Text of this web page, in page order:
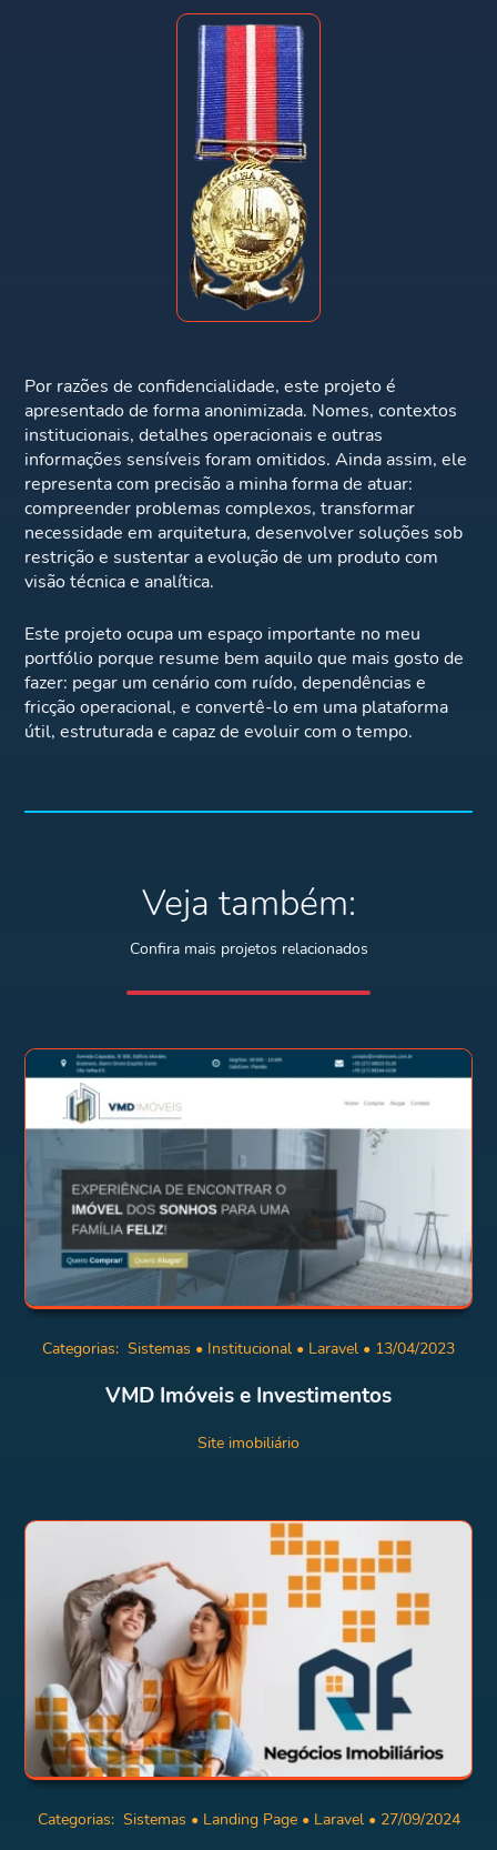
Por razões de confidencialidade, este projeto é
apresentado de forma anonimizada. Nomes, contextos
institucionais, detalhes operacionais e outras
informações sensíveis foram omitidos. Ainda assim, ele
representa com precisão a minha forma de atuar:
compreender problemas complexos, transformar
necessidade em arquitetura, desenvolver soluções sob
restrição e sustentar a evolução de um produto com
visão técnica e analítica.
Este projeto ocupa um espaço importante no meu
portfólio porque resume bem aquilo que mais gosto de
fazer: pegar um cenário com ruído, dependências e
fricção operacional, e convertê-lo em uma plataforma
útil, estruturada e capaz de evoluir com o tempo.
Veja também:
Confira mais projetos relacionados
Categorias: Sistemas • Institucional • Laravel • 13/04/2023
VMD Imóveis e Investimentos
Site imobiliário
Categorias: Sistemas • Landing Page• Laravel• 27/09/2024